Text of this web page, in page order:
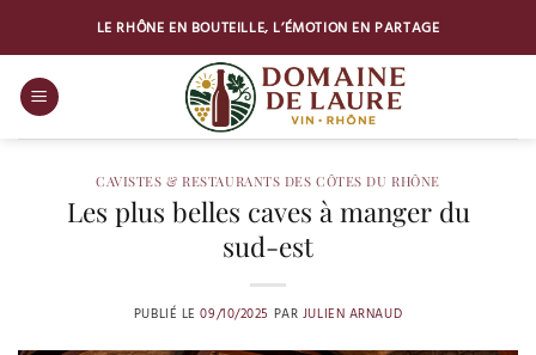
contenu
LE RHÔNE EN BOUTEILLE, L’ÉMOTION EN PARTAGE
CAVISTES & RESTAURANTS DES CÔTES DU RHÔNE
Les plus belles caves à manger du
sud-est
PUBLIÉ LE09/10/2025 PAR JULIEN ARNAUD